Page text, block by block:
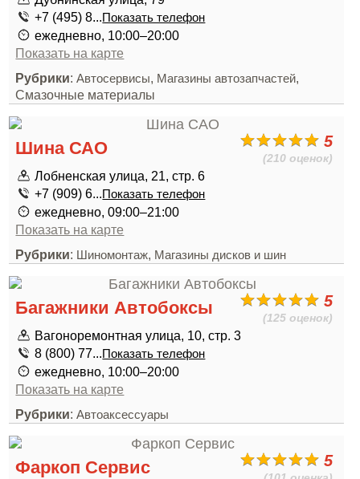
+7 (495) 8...Показать телефон
ежедневно, 10:00–20:00
Показать на карте
Рубрики:Автосервисы, Магазины автозапчастей,
Смазочные материалы
5
(210 оценок)
Шина САО
Лобненская улица, 21, стр. 6
+7 (909) 6...Показать телефон
ежедневно, 09:00–21:00
Показать на карте
Рубрики: Шиномонтаж, Магазины дисков и шин
5
(125 оценок)
Багажники Автобоксы
Вагоноремонтная улица, 10, стр. 3
8 (800) 77...Показать телефон
ежедневно, 10:00–20:00
Показать на карте
Рубрики:Автоаксессуары
5
Фаркоп Сервис